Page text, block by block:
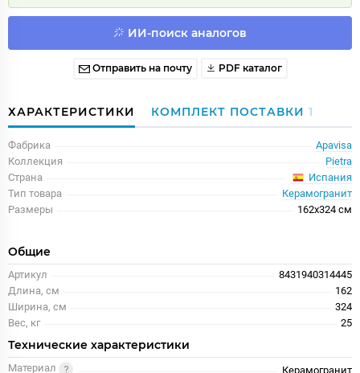
ИИ-поиск аналогов
Отправить на почту PDF каталог
ХАРАКТЕРИСТИКИ КОМПЛЕКТ ПОСТАВКИ 1
Фабрика
Apavisa
Коллекция
Pietra
Страна
Испания
Тип товара
Керамогранит
Размеры
162x324 см
Общие
Артикул
8431940314445
Длина, см
162
Ширина, см
324
Вес, кг
25
Технические характеристики
Материал
Керамогранит